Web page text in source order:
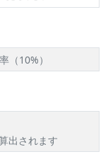
（10%）
出されます